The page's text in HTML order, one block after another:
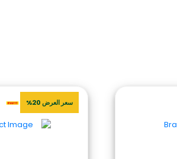
سعر العرض 20%